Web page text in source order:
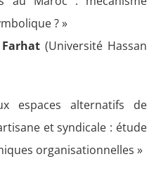
? »
(Université Hassan
espaces alternatifs de
et syndicale : étude
organisationnelles »